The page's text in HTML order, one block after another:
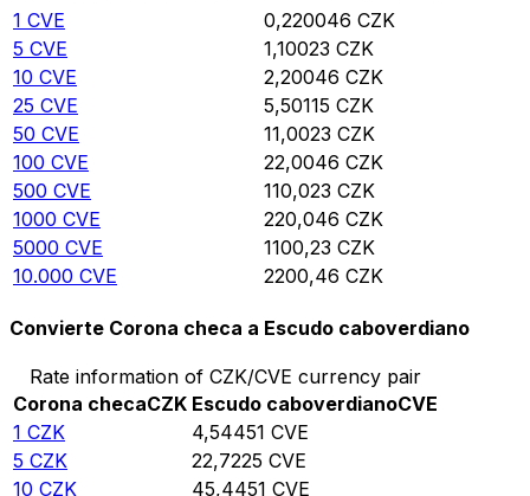
1 CVE 0,220046 CZK
5 CVE 1,10023 CZK
10 CVE 2,20046 CZK
25 CVE 5,50115 CZK
50 CVE 11,0023 CZK
100 CVE 22,0046 CZK
500 CVE 110,023 CZK
1000 CVE 220,046 CZK
5000 CVE 1100,23 CZK
10.000 CVE 2200,46 CZK
Convierte Corona checa a Escudo caboverdiano
Rate information of CZK/CVE currency pair
Corona checaCZK Escudo caboverdianoCVE
1 CZK 4,54451 CVE
5 CZK 22,7225 CVE
10 CZK 45,4451 CVE